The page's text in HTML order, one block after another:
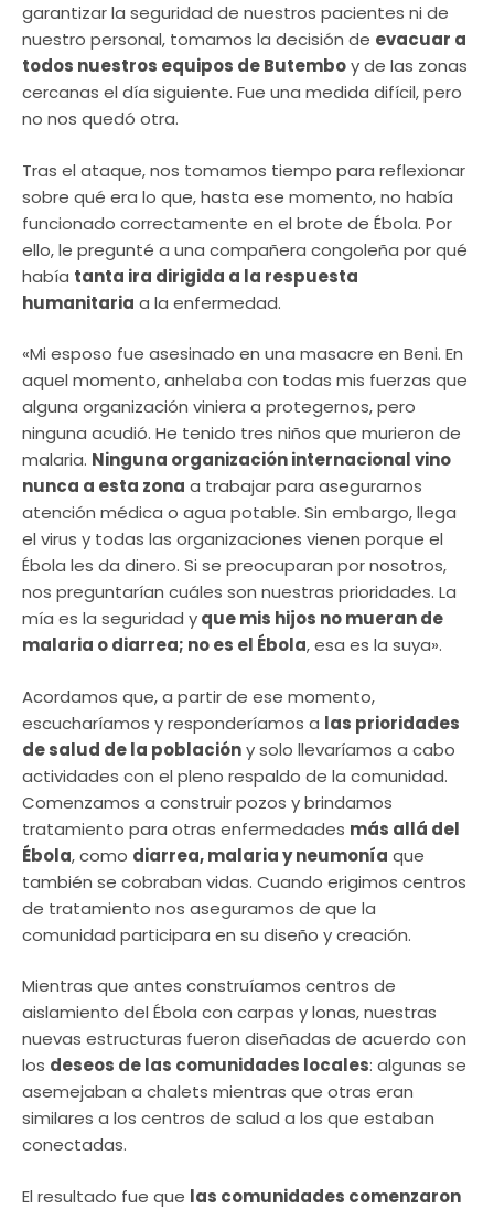
garantizar la seguridad de nuestros pacientes ni de
nuestro personal, tomamos la decisión de evacuar a
todos nuestros equipos de Butemboy de las zonas
cercanas el día siguiente. Fue una medida difícil, pero
no nos quedó otra.
Tras el ataque, nos tomamos tiempo para reflexionar
sobre qué era lo que, hasta ese momento, no había
funcionado correctamente en el brote de Ébola. Por
ello, le pregunté a una compañera congoleña por qué
había tanta ira dirigida a la respuesta
humanitaria a la enfermedad.
«Mi esposo fue asesinado en una masacre en Beni. En
aquel momento, anhelaba con todas mis fuerzas que
alguna organización viniera a protegernos, pero
ninguna acudió. He tenido tres niños que murieron de
malaria. Ninguna organización internacional vino
nunca a esta zona a trabajar para asegurarnos
atención médica o agua potable. Sin embargo, llega
el virus y todas las organizaciones vienen porque el
Ébola les da dinero. Si se preocuparan por nosotros,
nos preguntarían cuáles son nuestras prioridades. La
mía es la seguridad yque mis hijos no mueran de
malaria o diarrea; no es el Ébola, esa es la suya».
Acordamos que, a partir de ese momento,
escucharíamos y responderíamos a las prioridades
de salud de la poblacióny solo llevaríamos a cabo
actividades con el pleno respaldo de la comunidad.
Comenzamos a construir pozos y brindamos
tratamiento para otras enfermedades más allá del
Ébola, como diarrea, malaria y neumonía que
también se cobraban vidas. Cuando erigimos centros
de tratamiento nos aseguramos de que la
comunidad participara en su diseño y creación.
Mientras que antes construíamos centros de
aislamiento del Ébola con carpas y lonas, nuestras
nuevas estructuras fueron diseñadas de acuerdo con
los deseos de las comunidades locales: algunas se
asemejaban a chalets mientras que otras eran
similares a los centros de salud a los que estaban
conectadas.
El resultado fue que las comunidades comenzaron